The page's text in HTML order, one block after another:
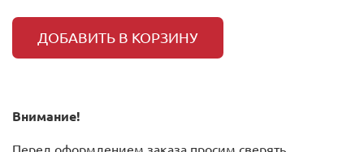
ДОБАВИТЬ В КОРЗИНУ
Внимание!
Перед оформлением заказа просим сверять